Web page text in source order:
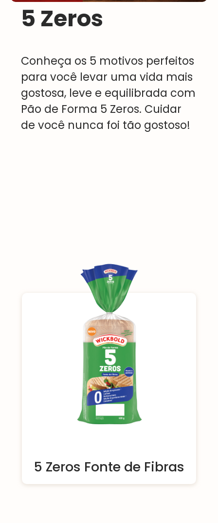
5 Zeros
Conheça os 5 motivos perfeitos
para você levar uma vida mais
gostosa, leve e equilibrada com
Pão de Forma 5 Zeros. Cuidar
de você nunca foi tão gostoso!
5 Zeros Fonte de Fibras